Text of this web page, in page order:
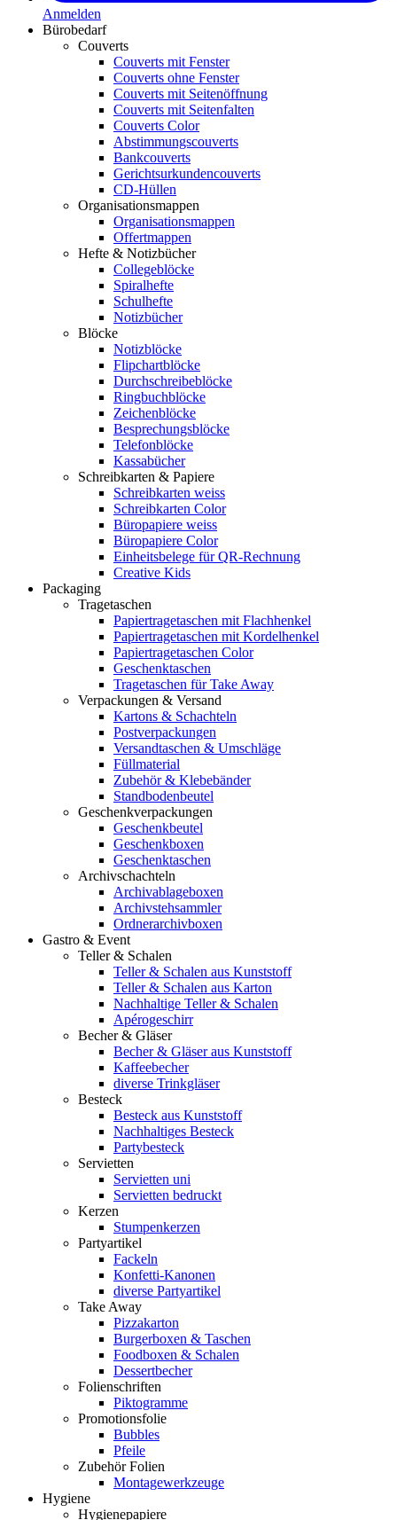
Anmelden
Bürobedarf
Couverts
Couverts mit Fenster
Couverts ohne Fenster
Couverts mit Seitenöffnung
Couverts mit Seitenfalten
Couverts Color
Abstimmungscouverts
Bankcouverts
Gerichtsurkundencouverts
CD-Hüllen
Organisationsmappen
Organisationsmappen
Offertmappen
Hefte & Notizbücher
Collegeblöcke
Spiralhefte
Schulhefte
Notizbücher
Blöcke
Notizblöcke
Flipchartblöcke
Durchschreibeblöcke
Ringbuchblöcke
Zeichenblöcke
Besprechungsblöcke
Telefonblöcke
Kassabücher
Schreibkarten & Papiere
Schreibkarten weiss
Schreibkarten Color
Büropapiere weiss
Büropapiere Color
Einheitsbelege für QR-Rechnung
Creative Kids
Packaging
Tragetaschen
Papiertragetaschen mit Flachhenkel
Papiertragetaschen mit Kordelhenkel
Papiertragetaschen Color
Geschenktaschen
Tragetaschen für Take Away
Verpackungen & Versand
Kartons & Schachteln
Postverpackungen
Versandtaschen & Umschläge
Füllmaterial
Zubehör & Klebebänder
Standbodenbeutel
Geschenkverpackungen
Geschenkbeutel
Geschenkboxen
Geschenktaschen
Archivschachteln
Archivablageboxen
Archivstehsammler
Ordnerarchivboxen
Gastro & Event
Teller & Schalen
Teller & Schalen aus Kunststoff
Teller & Schalen aus Karton
Nachhaltige Teller & Schalen
Apérogeschirr
Becher & Gläser
Becher & Gläser aus Kunststoff
Kaffeebecher
diverse Trinkgläser
Besteck
Besteck aus Kunststoff
Nachhaltiges Besteck
Partybesteck
Servietten
Servietten uni
Servietten bedruckt
Kerzen
Stumpenkerzen
Partyartikel
Fackeln
Konfetti-Kanonen
diverse Partyartikel
Take Away
Pizzakarton
Burgerboxen & Taschen
Foodboxen & Schalen
Dessertbecher
Folienschriften
Piktogramme
Promotionsfolie
Bubbles
Pfeile
Zubehör Folien
Montagewerkzeuge
Hygiene
Hygienepapiere